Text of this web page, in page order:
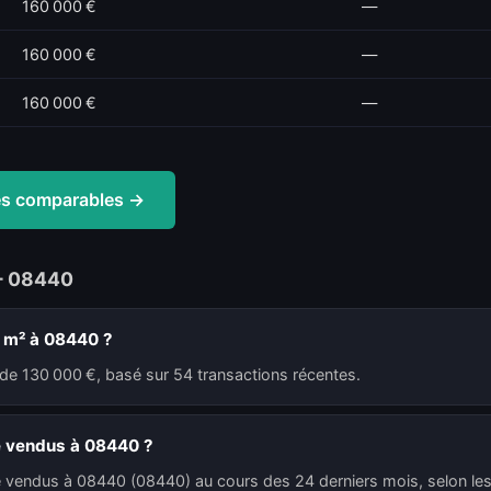
160 000 € —
160 000 € —
160 000 € —
comparables →
08440
à 08440 ?
130 000 €, basé sur 54 transactions récentes.
à 08440 ?
à 08440 (08440) au cours des 24 derniers mois, selon